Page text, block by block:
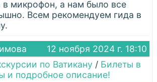
в микрофон, а нам было все
Всем рекомендуем гида в
12 ноября 2024 г. 18:10
по Ватикану / Билеты в
и подробное описание!